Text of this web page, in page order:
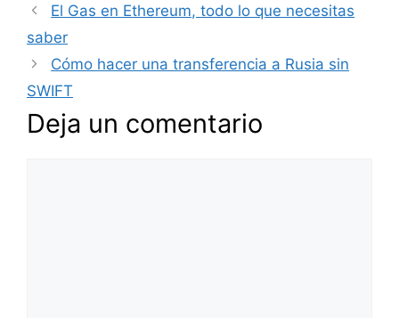
El Gas en Ethereum, todo lo que necesitas
saber
Cómo hacer una transferencia a Rusia sin
SWIFT
Deja un comentario